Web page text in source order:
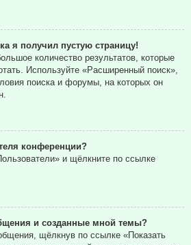
я получил пустую страницу!
количество результатов, которые
Используйте «Расширенный поиск»,
поиска и форумы, на которых он
конференции?
и щёлкните по ссылке
и созданные мной темы?
щёлкнув по ссылке «Показать